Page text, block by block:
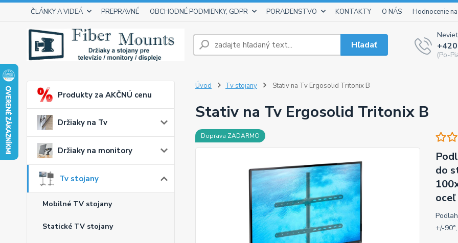
ČLÁNKY A VIDEÁ PREPRAVNÉ OBCHODNÉ PODMIENKY, GDPR PORADENSTVO KONTAKTY O NÁS Hodnocenie
Hľadať
(Po-
Produkty za AKČNÚ cenu
Držiaky na Tv
Držiaky na monitory
Tv stojany
Mobilné TV stojany
Statické TV stojany
Úvod Tv stojany Stativ na Tv Ergosolid Tritonix B
Stativ na Tv Ergosolid Tritonix B
Doprava ZADARMO
do
+/-